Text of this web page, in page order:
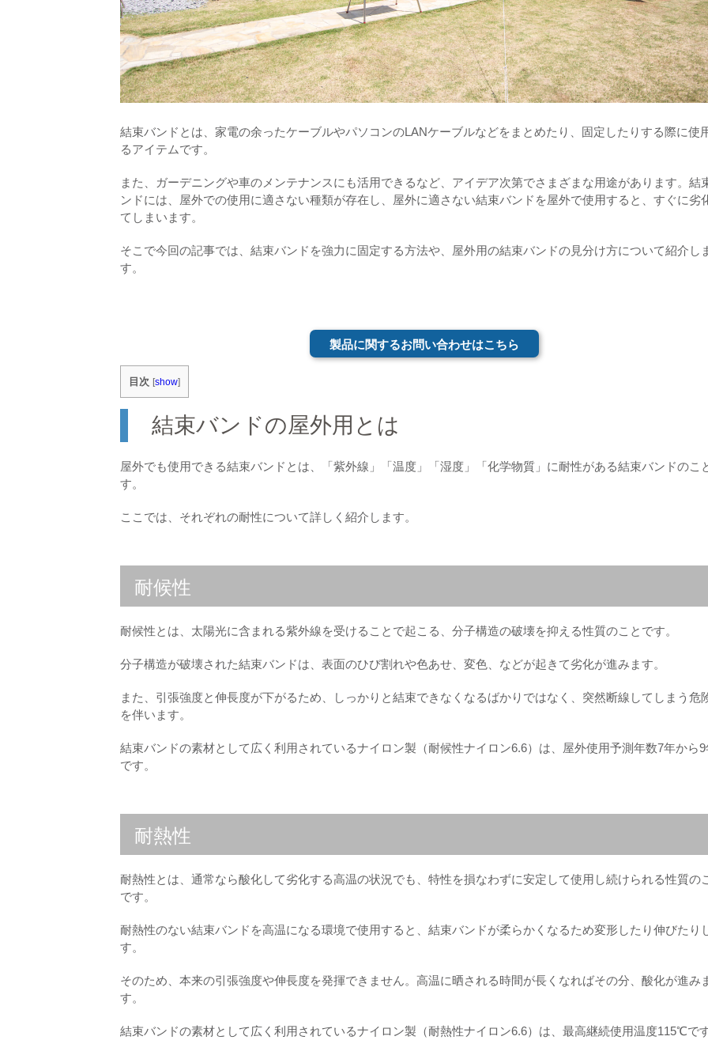
結束バンドとは、家電の余ったケーブルやパソコンのLANケーブルなどをまとめたり、固定したりする際に使
るアイテムです。
また、ガーデニングや車のメンテナンスにも活用できるなど、アイデア次第でさまざまな用途があります。結
ンドには、屋外での使用に適さない種類が存在し、屋外に適さない結束バンドを屋外で使用すると、すぐに劣
てしまいます。
そこで今回の記事では、結束バンドを強力に固定する方法や、屋外用の結束バンドの見分け方について紹介し
す。
製品に関するお問い合わせはこちら
目次 [show]
結束バンドの屋外用とは
屋外でも使用できる結束バンドとは、「紫外線」「温度」「湿度」「化学物質」に耐性がある結束バンドのこ
す。
ここでは、それぞれの耐性について詳しく紹介します。
耐候性
耐候性とは、太陽光に含まれる紫外線を受けることで起こる、分子構造の破壊を抑える性質のことです。
分子構造が破壊された結束バンドは、表面のひび割れや色あせ、変色、などが起きて劣化が進みます。
また、引張強度と伸長度が下がるため、しっかりと結束できなくなるばかりではなく、突然断線してしまう危
を伴います。
結束バンドの素材として広く利用されているナイロン製（耐候性ナイロン6.6）は、屋外使用予測年数7年から9
です。
耐熱性
耐熱性とは、通常なら酸化して劣化する高温の状況でも、特性を損なわずに安定して使用し続けられる性質の
です。
耐熱性のない結束バンドを高温になる環境で使用すると、結束バンドが柔らかくなるため変形したり伸びたり
す。
そのため、本来の引張強度や伸長度を発揮できません。高温に晒される時間が長くなればその分、酸化が進み
す。
結束バンドの素材として広く利用されているナイロン製（耐熱性ナイロン6.6）は、最高継続使用温度115℃です